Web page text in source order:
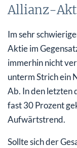
Allianz-
Im sehr
Aktie im
immerhin nicht
unterm Strich ein
Ab. In den letzten
fast 30 Prozent
Aufwärtstrend.
Sollte sich der